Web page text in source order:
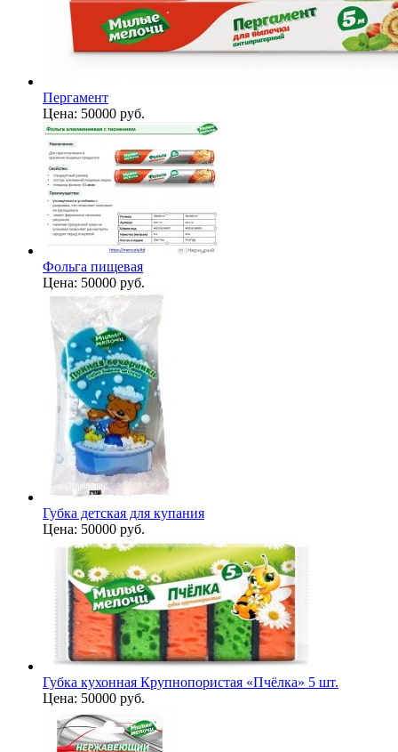
Пергамент
Цена: 50000 руб.
Фольга пищевая
Цена: 50000 руб.
Губка детская для купания
Цена: 50000 руб.
Губка кухонная Крупнопористая «Пчёлка» 5 шт.
Цена: 50000 руб.